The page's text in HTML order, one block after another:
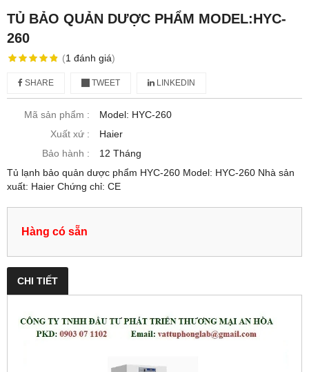
TỦ BẢO QUẢN DƯỢC PHẨM MODEL:HYC-
260
(1 đánh giá)
SHARE TWEET LINKEDIN
Mã sản phẩm :
Model: HYC-260
Xuất xứ :
Haier
Bảo hành :
12 Tháng
Tủ lạnh bảo quản dược phẩm HYC-260 Model: HYC-260 Nhà sản
xuất: Haier Chứng chỉ: CE
Hàng có sẵn
CHI TIẾT